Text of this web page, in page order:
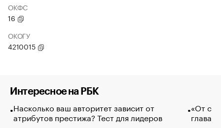
ОКФС
16
ОКОГУ
4210015
Интересное на РБК
Насколько ваш авторитет зависит от
атрибутов престижа? Тест для лидеров
«От
глава